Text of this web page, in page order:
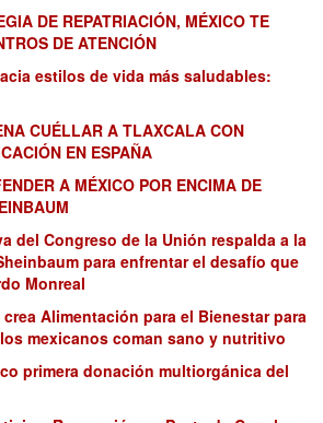
DE REPATRIACIÓN, MÉXICO TE
DE ATENCIÓN
estilos de vida más saludables:
CUÉLLAR A TLAXCALA CON
EN ESPAÑA
A MÉXICO POR ENCIMA DE
del Congreso de la Unión respalda a la
para enfrentar el desafío que
Monreal
Alimentación para el Bienestar para
mexicanos coman sano y nutritivo
primera donación multiorgánica del